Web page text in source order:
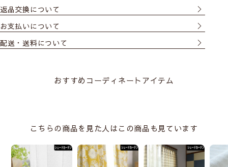
返品交換について
お支払いについて
配送・送料について
おすすめコーディネートアイテム
こちらの商品を見た人はこの商品も見ています